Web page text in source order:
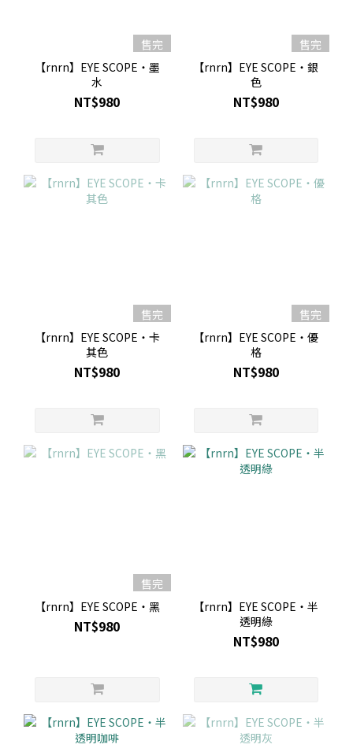
售完
【rnrn】EYE SCOPE・墨
水
NT$980
售完
【rnrn】EYE SCOPE・銀
色
NT$980
售完
【rnrn】EYE SCOPE・卡
其色
NT$980
售完
【rnrn】EYE SCOPE・優
格
NT$980
售完
【rnrn】EYE SCOPE・黑
NT$980
【rnrn】EYE SCOPE・半
透明綠
NT$980